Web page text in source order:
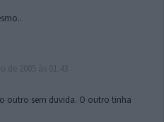
outro sem duvida. O outro tinha